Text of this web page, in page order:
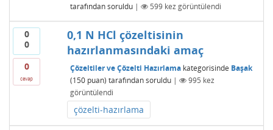
tarafından soruldu | 599kez görüntülendi
0
0
0
cevap
0,1 N HCl çözeltisinin
hazırlanmasındaki amaç
Çözeltiler ve Çözelti Hazırlamakategorisinde Başak
(150puan) tarafından soruldu | 995 kez
görüntülendi
çözelti-hazırlama